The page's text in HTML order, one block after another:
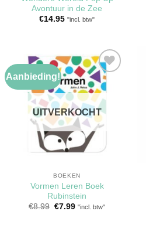
Avontuur in de Zee
€14.95 "incl. btw"
Aanbieding!
Toevoegen
aan
verlanglijst
UITVERKOCHT
BOEKEN
Vormen Leren Boek
Rubinstein
€8.99 Oorspronkelijke
€7.99Huidige
"incl. btw"